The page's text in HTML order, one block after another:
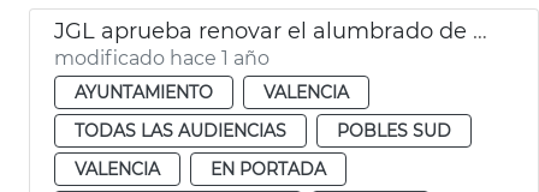
JGL aprueba renovar el alumbrado de pedanías afectadas dana
modificado hace 1 año
AYUNTAMIENTO
VALENCIA
TODAS LAS AUDIENCIAS
POBLES SUD
VALENCIA
EN PORTADA